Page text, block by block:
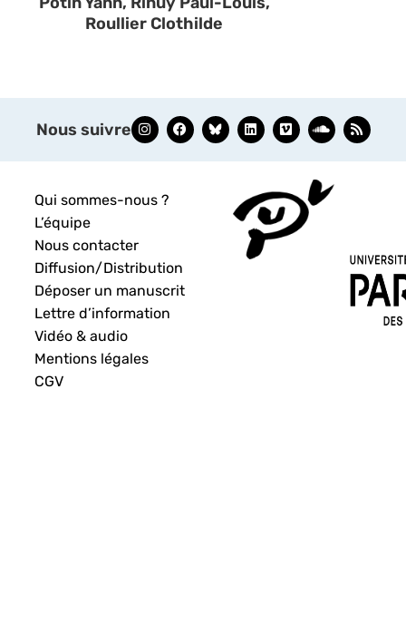
Roullier Clothilde
Nous suivre
Qui sommes-nous ?
L’équipe
Nous contacter
Diffusion/Distribution
Déposer un manuscrit
Lettre d’information
Vidéo & audio
Mentions légales
CGV